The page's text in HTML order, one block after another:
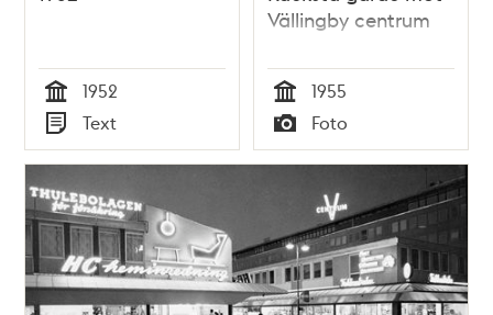
Tid
1952
Typ
Text
Vällingby centrum
Tid
1955
Typ
Foto